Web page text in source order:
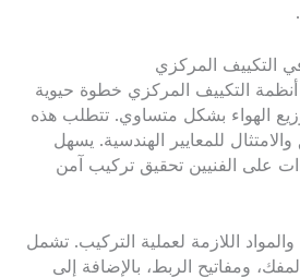
التكييف المركزي
التكييف المركزي خطوة حيوية
الهواء بشكل متساوي. تتطلب هذه
للمعايير الهندسية. يسهل
على الفنيين تحقيق تركيب آمن
والمواد اللازمة لعملية التركيب. تشمل
ومفاتيح الربط، بالإضافة إلى